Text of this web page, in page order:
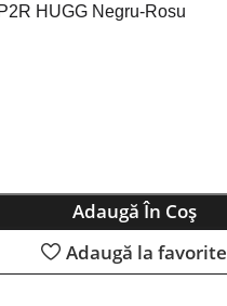
HUGG Negru-Rosu
Adaugă În Coș
Adaugă la favorite